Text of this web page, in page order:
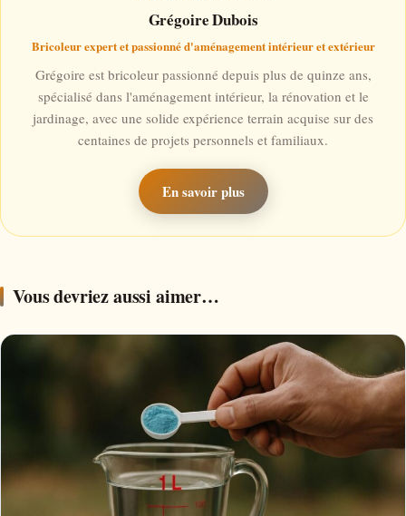
Grégoire Dubois
Bricoleur expert et passionné d'aménagement intérieur et extérieur
Grégoire est bricoleur passionné depuis plus de quinze ans,
spécialisé dans l'aménagement intérieur, la rénovation et le
jardinage, avec une solide expérience terrain acquise sur des
centaines de projets personnels et familiaux.
En savoir plus
Vous devriez aussi aimer…